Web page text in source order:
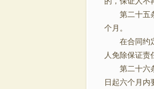
第二十五条
个月。
在合同约定
人免除保证责
第二十六条
日起六个月